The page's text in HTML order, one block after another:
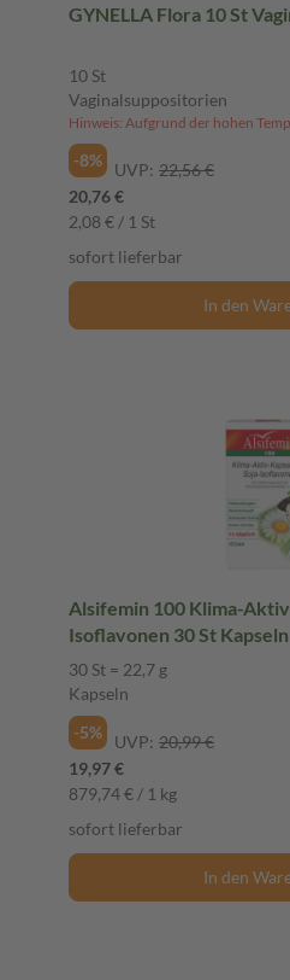
GYNELLA
10 St
Vaginalsuppositorien
-8% UVP: 22,56 €
20,76 €
2,08 € / 1 St
sofort lieferbar
In den
Alsifemin 100 Klima-
Isoflavonen 30 St Kapseln
30 St = 22,7 g
Kapseln
-5%
UVP: 20,99 €
19,97 €
879,74 € / 1 kg
sofort lieferbar
In den